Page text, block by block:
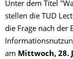
Unter dem Titel
stellen die TUD
die Frage nach der
am Mittwoch, 28.